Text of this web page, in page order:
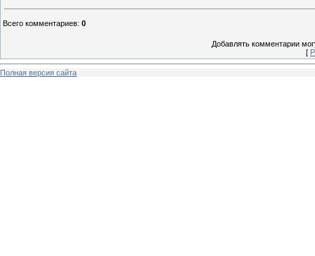
Всего комментариев: 0
Добавлять комментарии
[
Полная версия сайта